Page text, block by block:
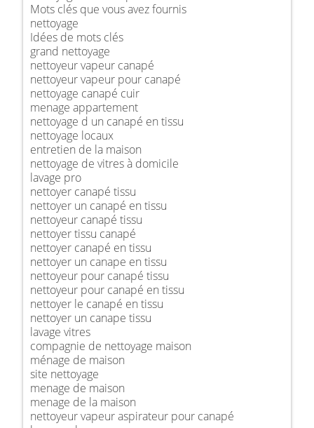
Mots clés que vous avez fournis
nettoyage
Idées de mots clés
grand nettoyage
nettoyeur vapeur canapé
nettoyeur vapeur pour canapé
nettoyage canapé cuir
menage appartement
nettoyage d un canapé en tissu
nettoyage locaux
entretien de la maison
nettoyage de vitres à domicile
lavage pro
nettoyer canapé tissu
nettoyer un canapé en tissu
nettoyeur canapé tissu
nettoyer tissu canapé
nettoyer canapé en tissu
nettoyer un canape en tissu
nettoyeur pour canapé tissu
nettoyeur pour canapé en tissu
nettoyer le canapé en tissu
nettoyer un canape tissu
lavage vitres
compagnie de nettoyage maison
ménage de maison
site nettoyage
menage de maison
menage de la maison
nettoyeur vapeur aspirateur pour canapé